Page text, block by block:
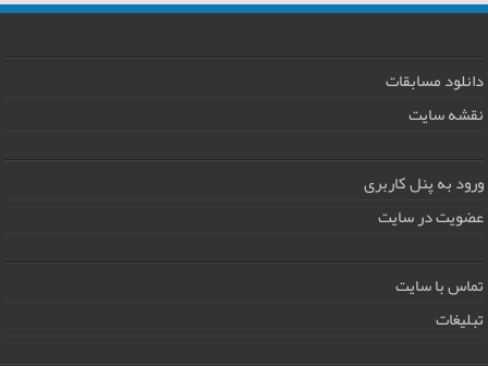
دانلود مسابقات
نقشه سایت
ورود به پنل کاربری
عضویت در سایت
تماس با سایت
تبلیغات